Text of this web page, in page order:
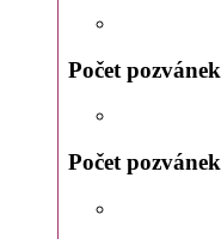
Počet pozvánek
Počet pozvánek